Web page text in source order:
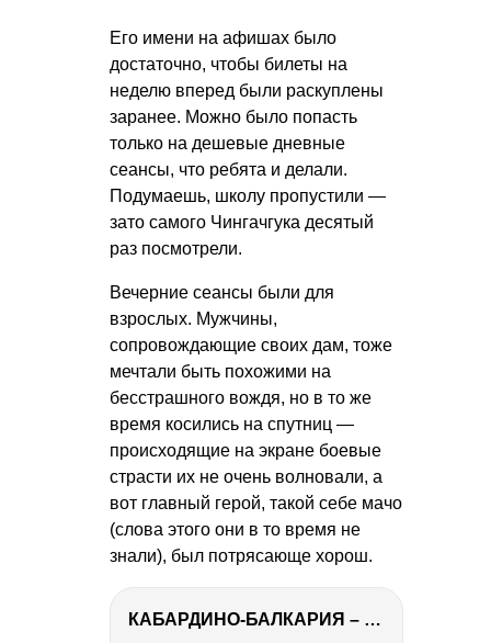
Его имени на афишах было
достаточно, чтобы билеты на
неделю вперед были раскуплены
заранее. Можно было попасть
только на дешевые дневные
сеансы, что ребята и делали.
Подумаешь, школу пропустили —
зато самого Чингачгука десятый
раз посмотрели.
Вечерние сеансы были для
взрослых. Мужчины,
сопровождающие своих дам, тоже
мечтали быть похожими на
бесстрашного вождя, но в то же
время косились на спутниц —
происходящие на экране боевые
страсти их не очень волновали, а
вот главный герой, такой себе мачо
(слова этого они в то время не
знали), был потрясающе хорош.
КАБАРДИНО-БАЛКАРИЯ – ПУТЕШЕСТВИЕ НА КАВКАЗ часть 3